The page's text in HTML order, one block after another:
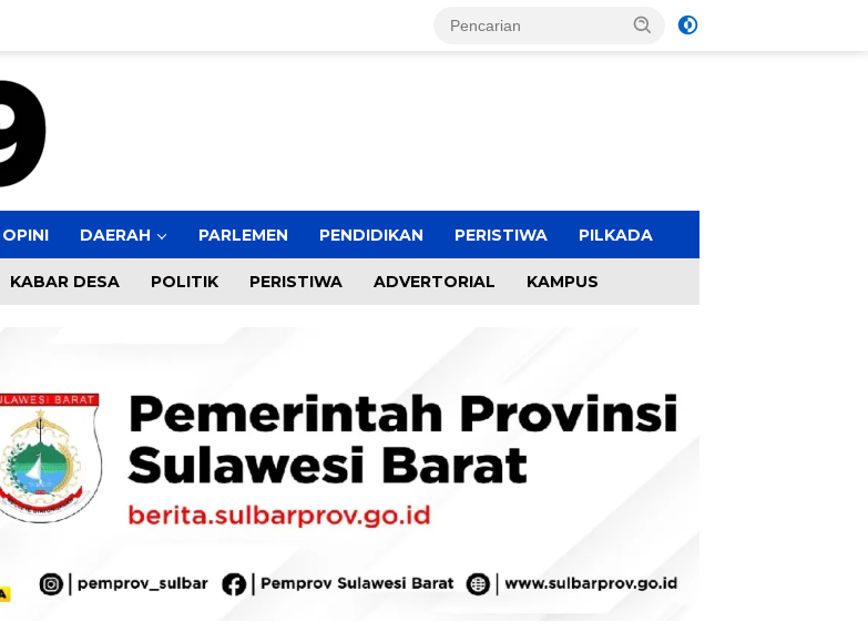
OPINI DAERAH PARLEMEN PENDIDIKAN PERISTIWA PILKADA
KABAR DESA POLITIK PERISTIWA ADVERTORIAL KAMPUS